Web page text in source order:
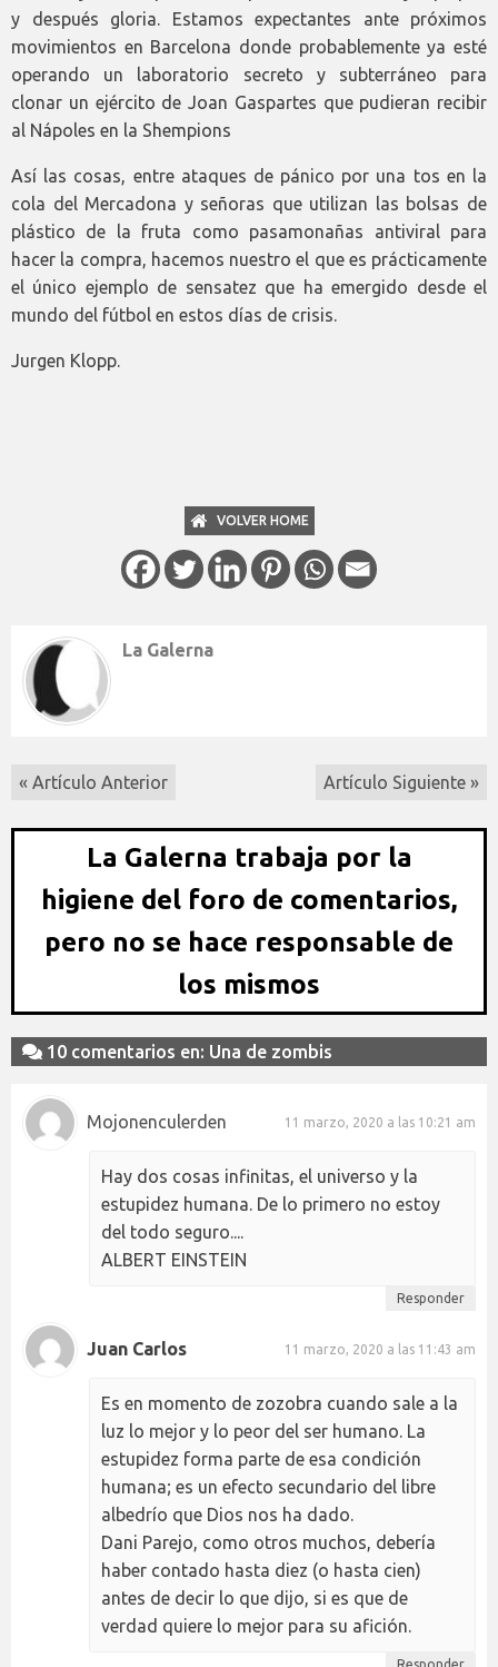
y después gloria. Estamos expectantes ante próximos
movimientos en Barcelona donde probablemente ya esté
operando un laboratorio secreto y subterráneo para
clonar un ejército de Joan Gaspartes que pudieran recibir
al Nápoles en la Shempions
Así las cosas, entre ataques de pánico por una tos en la
cola del Mercadona y señoras que utilizan las bolsas de
plástico de la fruta como pasamonañas antiviral para
hacer la compra, hacemos nuestro el que es prácticamente
el único ejemplo de sensatez que ha emergido desde el
mundo del fútbol en estos días de crisis.
Jurgen Klopp.
VOLVER HOME
La Galerna
« Artículo Anterior Artículo Siguiente »
La Galerna trabaja por la
higiene del foro de comentarios,
pero no se hace responsable de
los mismos
10 comentarios en: Una de zombis
Mojonenculerden 11 marzo, 2020 a las 10:21 am
Hay dos cosas infinitas, el universo y la
estupidez humana. De lo primero no estoy
del todo seguro....
ALBERT EINSTEIN
Responder
Juan Carlos 11 marzo, 2020 a las 11:43 am
Es en momento de zozobra cuando sale a la
luz lo mejor y lo peor del ser humano. La
estupidez forma parte de esa condición
humana; es un efecto secundario del libre
albedrío que Dios nos ha dado.
Dani Parejo, como otros muchos, debería
haber contado hasta diez (o hasta cien)
antes de decir lo que dijo, si es que de
verdad quiere lo mejor para su afición.
Responder